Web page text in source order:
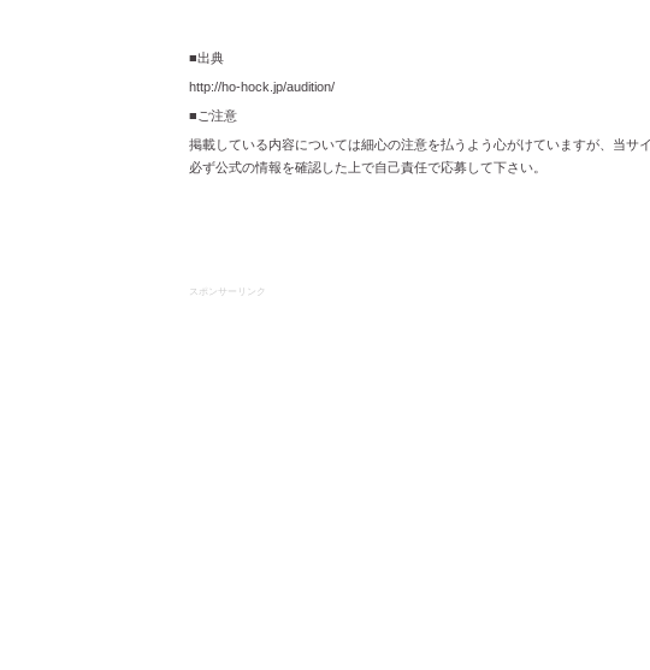
■出典
http://ho-hock.jp/audition/
■ご注意
掲載している内容については細心の注意を払うよう心がけていますが、当サ
必ず公式の情報を確認した上で自己責任で応募して下さい。
スポンサーリンク